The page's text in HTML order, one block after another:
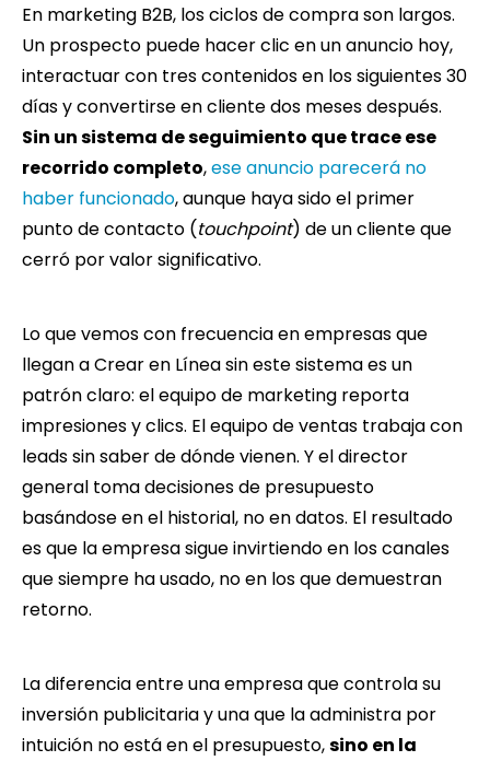
En marketing B2B, los ciclos de compra son largos.
Un prospecto puede hacer clic en un anuncio hoy,
interactuar con tres contenidos en los siguientes 30
días y convertirse en cliente dos meses después.
Sin un sistema de seguimiento que trace ese
recorrido completo,ese anuncio parecerá no
haber funcionado, aunque haya sido el primer
punto de contacto (touchpoint) de un cliente que
cerró por valor significativo.
Lo que vemos con frecuencia en empresas que
llegan a Crear en Línea sin este sistema es un
patrón claro: el equipo de marketing reporta
impresiones y clics. El equipo de ventas trabaja con
leads sin saber de dónde vienen. Y el director
general toma decisiones de presupuesto
basándose en el historial, no en datos. El resultado
es que la empresa sigue invirtiendo en los canales
que siempre ha usado, no en los que demuestran
retorno.
La diferencia entre una empresa que controla su
inversión publicitaria y una que la administra por
intuición no está en el presupuesto,sino en la